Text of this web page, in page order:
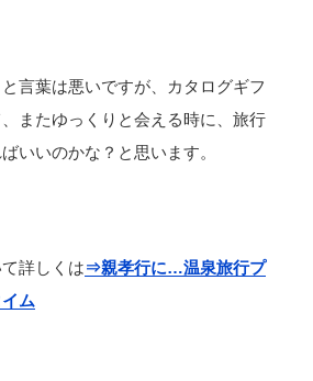
言葉は悪いですが、カタログギフ
またゆっくりと会える時に、旅行
いいのかな？と思います。
詳しくは⇒親孝行に…温泉旅行プ
ム